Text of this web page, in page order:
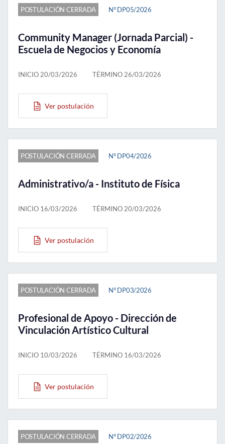
POSTULACIÓN CERRADA N° DP05/2026
Community Manager (Jornada Parcial) -
Escuela de Negocios y Economía
INICIO 20/03/2026 TÉRMINO 26/03/2026
Ver postulación
POSTULACIÓN CERRADA N° DP04/2026
Administrativo/a - Instituto de Física
INICIO 16/03/2026 TÉRMINO 20/03/2026
Ver postulación
POSTULACIÓN CERRADA N° DP03/2026
Profesional de Apoyo - Dirección de
Vinculación Artístico Cultural
INICIO 10/03/2026 TÉRMINO 16/03/2026
Ver postulación
POSTULACIÓN CERRADA N° DP02/2026